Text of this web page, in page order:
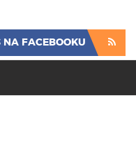
NA FACEBOOKU